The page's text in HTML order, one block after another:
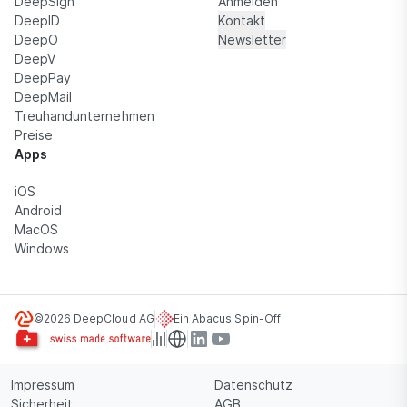
DeepID
DeepO
DeepV
DeepPay
DeepMail
Treuhandunternehmen
Preise
Kontakt
Newsletter
Apps
iOS
Android
MacOS
Windows
©2026 DeepCloud AG Ein Abacus Spin-Off
Impressum
Datenschutz
Sicherheit
AGB